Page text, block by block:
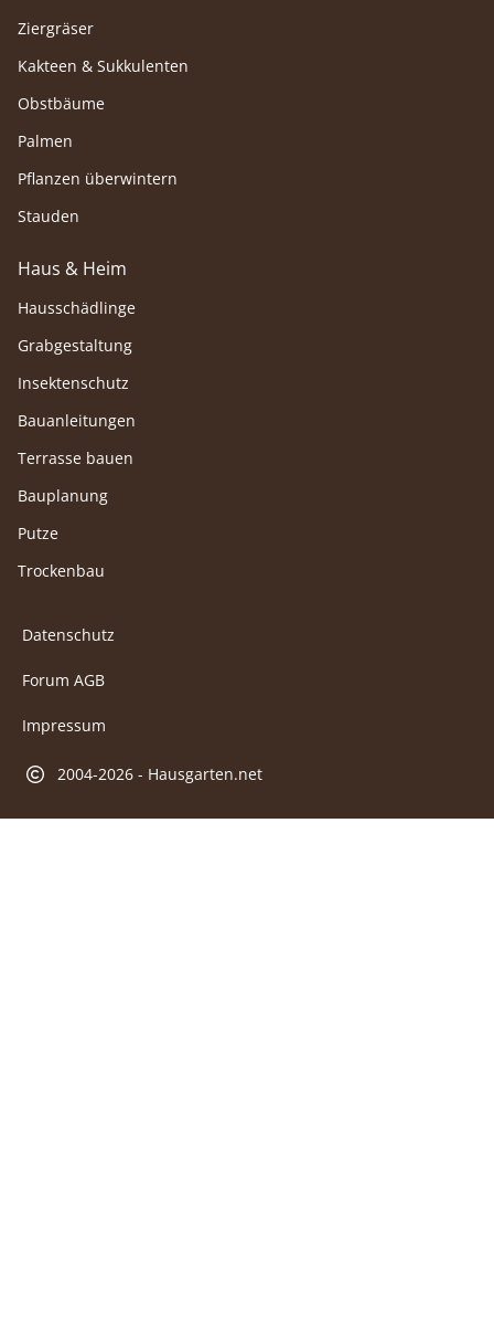
Ziergräser
Kakteen & Sukkulenten
Obstbäume
Palmen
Pflanzen überwintern
Stauden
Haus & Heim
Hausschädlinge
Grabgestaltung
Insektenschutz
Bauanleitungen
Terrasse bauen
Bauplanung
Putze
Trockenbau
Datenschutz
Forum AGB
Impressum
2004-2026 - Hausgarten.net